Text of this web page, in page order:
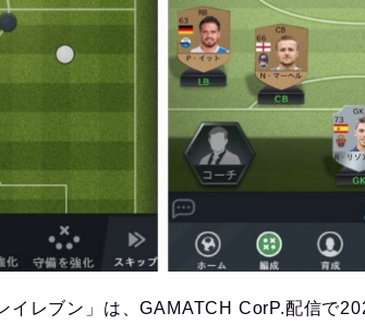
イレブン」は、GAMATCH CorP.配信で